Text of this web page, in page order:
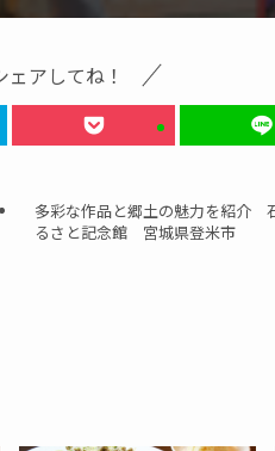
アしてね！
多彩な作品と郷土の魅力を紹介
るさと記念館 宮城県登米市